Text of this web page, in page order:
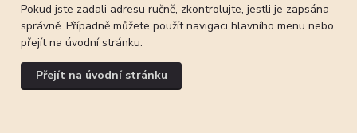
Pokud jste zadali adresu ručně, zkontrolujte, jestli je zapsána
správně. Případně můžete použít navigaci hlavního menu nebo
přejít na úvodní stránku.
Přejít na úvodní stránku